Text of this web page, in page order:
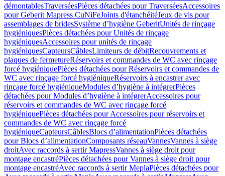
démontablesTraverséesPièces détachées pour TraverséesAccessoires
pour Geberit Mapress CuNiFeJoints d'étanchéitéJeux de vis pour
assemblages de bridesSystème d’hygiène GeberitUnités de rinçage
hygiéniquesPièces détachées pour Unités de rinçage
hygiéniquesAccessoires pour unités de rinçage
hygiéniquesCapteursCâblesLimiteurs de débitRecouvrements et
plaques de fermetureRéservoirs et commandes de WC avec rinçage
forcé hygiéniquePièces détachées pour Réservoirs et commandes de
WC avec rinçage forcé hygiéniqueRéservoirs à encastrer avec
rinçage forcé hygiéniqueModules d’hygiène à intégrerPièces
détachées pour Modules d’hygiène à intégrerAccessoires pour
réservoirs et commandes de WC avec rinçage forcé
hygiéniquePièces détachées pour Accessoires pour réservoirs et
commandes de WC avec rinçage forcé
hygiéniqueCapteursCâblesBlocs d’alimentationPièces détachées
pour Blocs d’alimentationComposants réseauVannesVannes à siège
droitAvec raccords à sertir MapressVannes à siège droit pour
montage encastréPièces détachées pour Vannes à siège droit pour
montage encastréAvec raccords à sertir MeplaPièces détachées pour